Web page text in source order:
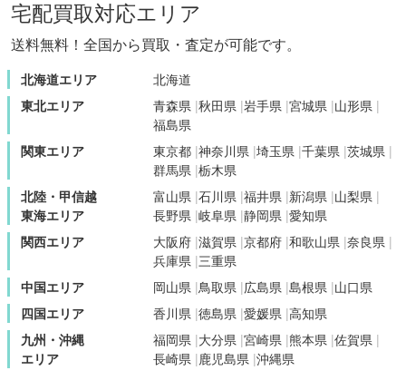
宅配買取対応エリア
送料無料！全国から買取・査定が可能です。
北海道エリア
北海道
東北エリア
青森県 秋田県 岩手県 宮城県 山形県
福島県
関東エリア
東京都 神奈川県 埼玉県 千葉県 茨城県
群馬県 栃木県
北陸・甲信越
東海エリア
富山県 石川県 福井県 新潟県 山梨県
長野県 岐阜県 静岡県 愛知県
関西エリア
大阪府 滋賀県 京都府 和歌山県 奈良県
兵庫県 三重県
中国エリア
岡山県 鳥取県 広島県 島根県 山口県
四国エリア
香川県 徳島県 愛媛県 高知県
九州・沖縄
エリア
福岡県 大分県 宮崎県 熊本県 佐賀県
長崎県 鹿児島県 沖縄県